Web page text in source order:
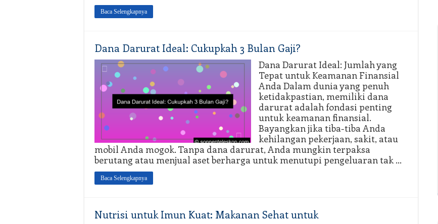
Baca Selengkapnya
Dana Darurat Ideal: Cukupkah 3 Bulan Gaji?
Dana Darurat Ideal: Jumlah yang
Tepat untuk Keamanan Finansial
Anda Dalam dunia yang penuh
ketidakpastian, memiliki dana
darurat adalah fondasi penting
untuk keamanan finansial.
Bayangkan jika tiba-tiba Anda
kehilangan pekerjaan, sakit, atau
mobil Anda mogok. Tanpa dana darurat, Anda mungkin terpaksa
berutang atau menjual aset berharga untuk menutupi pengeluaran tak …
Baca Selengkapnya
Nutrisi untuk Imun Kuat: Makanan Sehat untuk